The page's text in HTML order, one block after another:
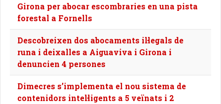
Girona per abocar escombraries en una pista
forestal a Fornells
Descobreixen dos abocaments il·legals de
runa i deixalles a Aiguaviva i Girona i
denuncien 4 persones
Dimecres s’implementa el nou sistema de
contenidors intel·ligents a 5 veïnats i 2